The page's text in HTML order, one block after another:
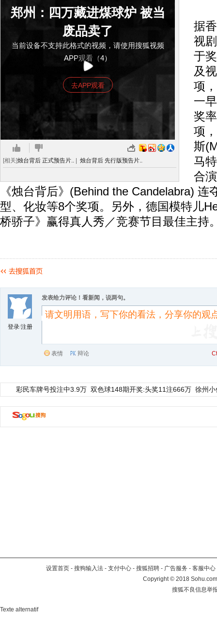
郑州：四万藏进煤球炉 被当
废品卖了
当前设备不支持此格式的视频，请使用搜狐视频
APP观看（4）
去APP观看
[相关]烛台背后 正式预告片.. 烛台背后 先行版预告片..
据
视
于
及
项
一
奖
项
斯
马
合
《烛台背后》(Behind the Candelabra) 连
型、化妆等8个奖项。另外，德国模特儿
桥骄子》赢得真人秀／竞赛节目最佳主持
登录/注册
发表给力评论！看新闻，说两句。
表情 辩论
彩民车牌号投注中3.9万 双色球148期开奖:头奖11注666万 徐州
设置首页 - 搜狗输入法 - 支付中心 - 搜狐招聘 - 广告服务 - 客服中心
Copyright©2018
搜狐不良信息举
Texte alternatif